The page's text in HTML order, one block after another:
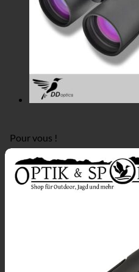
Pour vous !